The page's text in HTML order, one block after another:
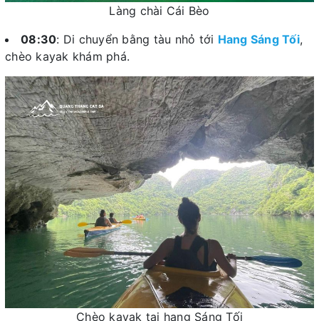
Làng chài Cái Bèo
08:30: Di chuyển bằng tàu nhỏ tới Hang Sáng Tối,
chèo kayak khám phá.
Chèo kayak tại hang Sáng Tối